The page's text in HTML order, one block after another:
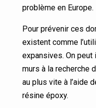
problème en Europe.
Pour prévenir ces
existent comme
expansives. On
murs à la recherche
au plus vite à l’aide
résine époxy.